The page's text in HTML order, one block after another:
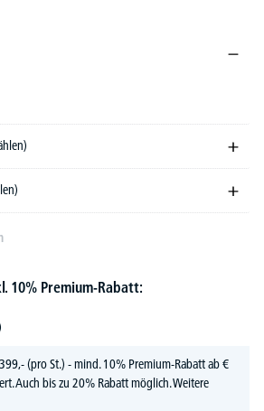
10% Premium-Rabatt:
399,-(pro St.) - mind. 10% Premium-Rabatt ab €
Auch bis zu 20% Rabatt möglich.Weitere